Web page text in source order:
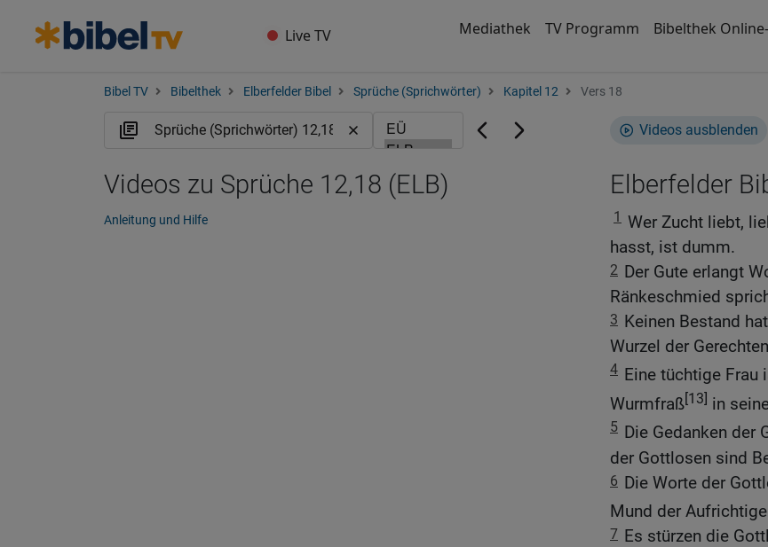
Live TV Mediathek TV Programm Bibelthek
Bibel TV Bibelthek Elberfelder Bibel Sprüche (Sprichwörter) Kapitel 12 Vers 18
Videos ausblenden
Elberfelder
1 Wer Zucht liebt,
hasst, ist dumm.
2 Der Gute erlangt
Ränkeschmied
3 Keinen Bestand
Wurzel der
4 Eine tüchtige Frau
Wurmfraß[13] in
5 Die Gedanken der
der Gottlosen sind
6 Die Worte der
Mund der
7 Es stürzen die
Videos zu Sprüche 12,18 (ELB)
Anleitung und Hilfe